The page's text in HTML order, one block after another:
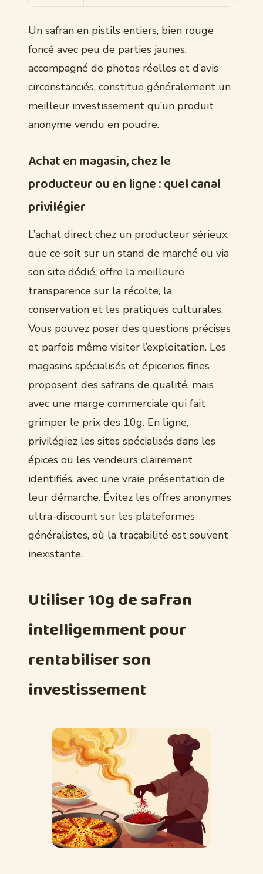
Un safran en pistils entiers, bien rouge
foncé avec peu de parties jaunes,
accompagné de photos réelles et d’avis
circonstanciés, constitue généralement un
meilleur investissement qu’un produit
anonyme vendu en poudre.
Achat en magasin, chez le
producteur ou en ligne : quel canal
privilégier
L’achat direct chez un producteur sérieux,
que ce soit sur un stand de marché ou via
son site dédié, offre la meilleure
transparence sur la récolte, la
conservation et les pratiques culturales.
Vous pouvez poser des questions précises
et parfois même visiter l’exploitation. Les
magasins spécialisés et épiceries fines
proposent des safrans de qualité, mais
avec une marge commerciale qui fait
grimper le prix des 10g. En ligne,
privilégiez les sites spécialisés dans les
épices ou les vendeurs clairement
identifiés, avec une vraie présentation de
leur démarche. Évitez les offres anonymes
ultra-discount sur les plateformes
généralistes, où la traçabilité est souvent
inexistante.
Utiliser 10g de safran
intelligemment pour
rentabiliser son
investissement